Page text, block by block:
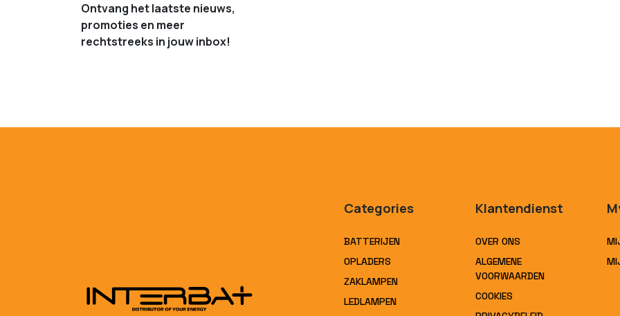
Ontvang het laatste nieuws,
promoties en meer
rechtstreeks in jouw inbox!
Categories
BATTERIJEN
OPLADERS
ZAKLAMPEN
LEDLAMPEN
Klantendienst
OVER ONS
ALGEMENE
VOORWAARDEN
COOKIES